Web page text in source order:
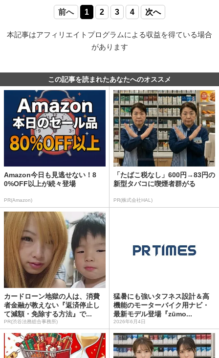
前へ 1 2 3 4 次へ
本記事はアフィリエイトプログラムによる収益を得ている場合
があります
この記事を読まれたあなたへのオススメ
Amazon今日も見逃せない！8
0%OFF以上が続々登場
PR(Amazon)
「たばこ税なし」600円→83円の
新型タバコに喫煙者群がる
PR(株式会社HAL)
カードローン地獄の人は、消費
者金融が教えない『返済停止し
て減額・免除する方法』で...
PR(渋谷法務総合事務所)
猛暑にも強いタフネス設計＆高
機能のモーターバイク用ナビ・
最新モデル登場『zūmo...
2026年6月4日